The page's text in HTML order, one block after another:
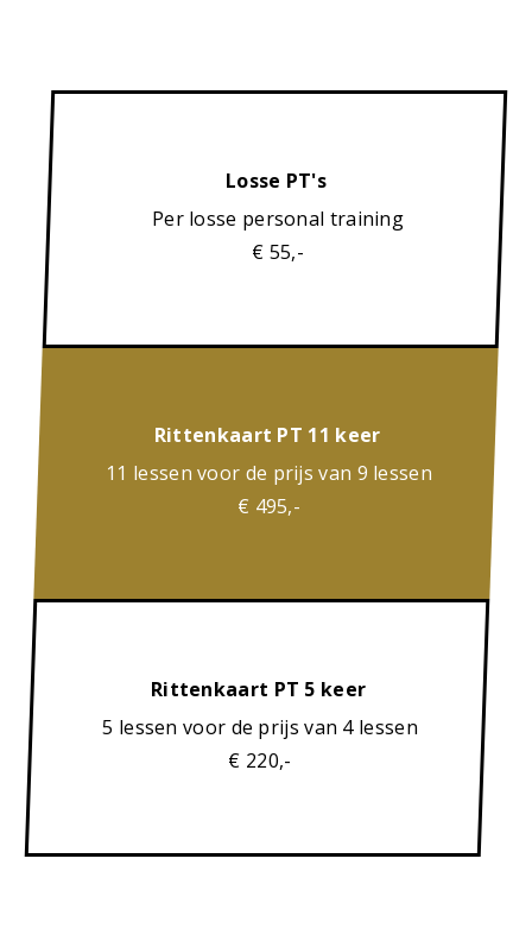
Losse PT's
Per losse personal training
€ 55,-
Rittenkaart PT 11 keer
11 lessen voor de prijs van 9 lessen
€ 495,-
Rittenkaart PT 5 keer
5 lessen voor de prijs van 4 lessen
€ 220,-